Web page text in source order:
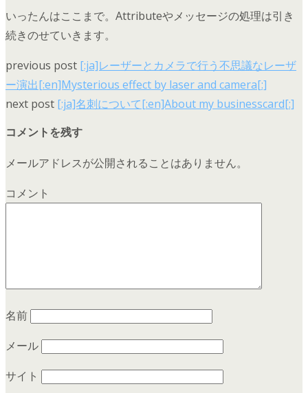
いったんはここまで。Attributeやメッセージの処理は引き
続きのせていきます。
previous post [:ja]レーザーとカメラで行う不思議なレーザ
ー演出[:en]Mysterious effect by laser and camera[:]
next post [:ja]名刺について[:en]About my businesscard[:]
コメントを残す
メールアドレスが公開されることはありません。
コメント
名前
メール
サイト